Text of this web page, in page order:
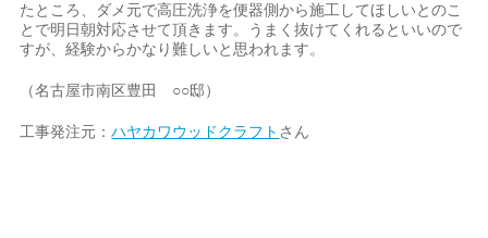
たところ、ダメ元で高圧洗浄を便器側から施工してほしいとのこ
とで明日朝対応させて頂きます。うまく抜けてくれるといいので
すが、経験からかなり難しいと思われます。
（名古屋市南区豊田 ○○邸）
工事発注元：ハヤカワウッドクラフト さん